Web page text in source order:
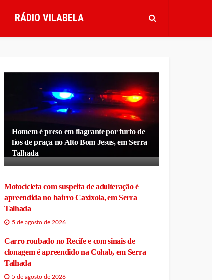
RÁDIO VILABELA
Homem é preso em flagrante por furto de
fios de praça no Alto Bom Jesus, em Serra
Talhada
Motocicleta com suspeita de adulteração é
apreendida no bairro Caxixola, em Serra
Talhada
5 de agosto de 2026
Carro roubado no Recife e com sinais de
clonagem é apreendido na Cohab, em Serra
Talhada
5 de agosto de 2026